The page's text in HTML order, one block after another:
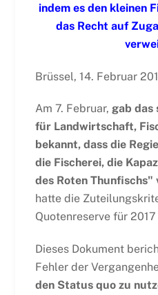
indem es den kleinen
das Recht auf
Brüssel, 14. Februar
Am 7. Februar, gab das
für Landwirtschaft,
bekannt, dass die
die Fischerei, die
des Roten
hatte die
Quotenreserve für
Dieses Dokument
Fehler der
den Status quo zu